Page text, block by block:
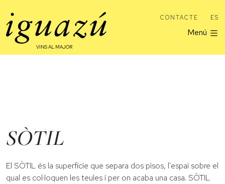
CONTACTE ES
Menú
VINS AL MAJOR
SÒTIL
El SÒTIL és la superfície que separa dos pisos, l'espai sobre el
qual es col·loquen les teules i per on acaba una casa. SÒTIL